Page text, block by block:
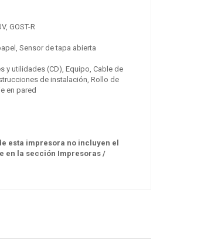
GOST-R
Sensor de tapa abierta
y utilidades (CD), Equipo, Cable de
de instalación, Rollo de
en pared
esta impresora no incluyen el
en la sección Impresoras /